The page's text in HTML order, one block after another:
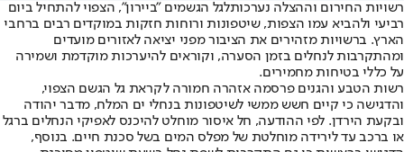
רשויות החירום וההצלה נערכותלגל הגשמים "ביירון", הצפוי להתחיל ביום
רביעי ולהביא עמו הצפות, שיטפונות ורוחות חזקות במוקדים רבים ברחבי
הארץ. ברשויות מזהירים את הציבור מפני יציאה לאזורים מועדים
ומהתקרבות לנחלים בזמן הסערה, וקוראים להיערכות מוקדמת ושמירה
על כללי בטיחות מחמירים.
רשות הטבע והגנים פרסמה אזהרה חמורה לקראת גל הגשם הצפוי,
והדגישה כי קיים חשש ממשי לשיטפונות בנחלי ים המלח, מדבר יהודה
ובקעת הירדן. לפי ההודעה, חל איסור מוחלט להיכנס לאפיקי הנחלים ברגל
או ברכב עד לירידה מוחלטת של מפלס המים בשל סכנת חיים. בנוסף,